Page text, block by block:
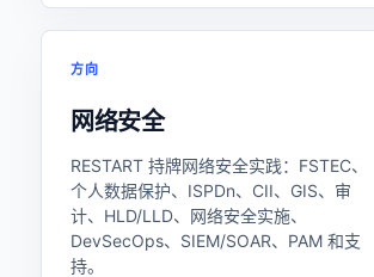
方向
网络安全
RESTART 持牌网络安全实践：FSTEC、
个人数据保护、ISPDn、CII、GIS、审
计、HLD/LLD、网络安全实施、
DevSecOps、SIEM/SOAR、PAM 和支
持。